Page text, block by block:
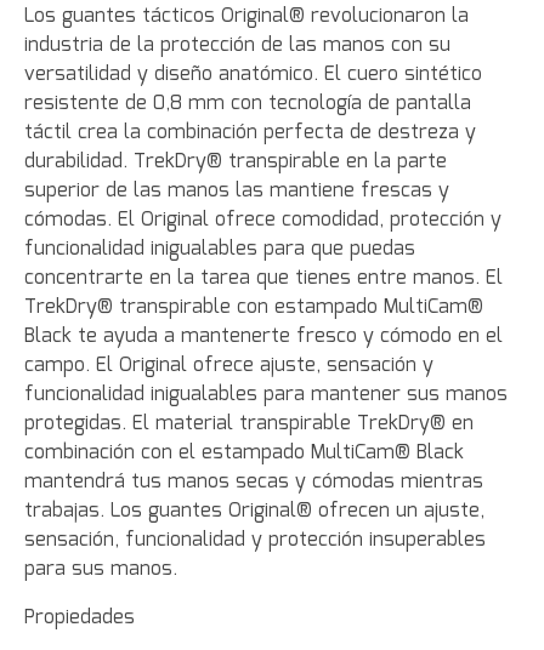
Los guantes tácticos Original® revolucionaron la
industria de la protección de las manos con su
versatilidad y diseño anatómico. El cuero sintético
resistente de 0,8 mm con tecnología de pantalla
táctil crea la combinación perfecta de destreza y
durabilidad. TrekDry® transpirable en la parte
superior de las manos las mantiene frescas y
cómodas. El Original ofrece comodidad, protección y
funcionalidad inigualables para que puedas
concentrarte en la tarea que tienes entre manos. El
TrekDry® transpirable con estampado MultiCam®
Black te ayuda a mantenerte fresco y cómodo en el
campo. El Original ofrece ajuste, sensación y
funcionalidad inigualables para mantener sus manos
protegidas. El material transpirable TrekDry® en
combinación con el estampado MultiCam® Black
mantendrá tus manos secas y cómodas mientras
trabajas. Los guantes Original® ofrecen un ajuste,
sensación, funcionalidad y protección insuperables
para sus manos.
Propiedades